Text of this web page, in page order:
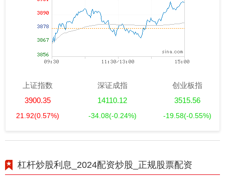
上证指数
3900.35
21.92(0.57%)
深证成指
14110.12
-34.08(-0.24%)
创业板指
3515.56
-19.58(-0.55%)
杠杆炒股利息_2024配资炒股_正规股票配资